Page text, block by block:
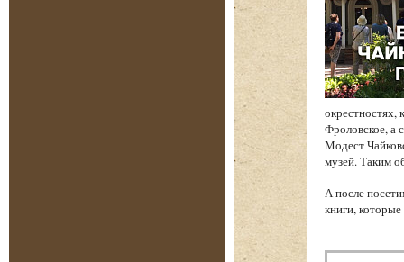
окрестностях,
Фроловское, а
Модест
музей. Таким
А после
книги,